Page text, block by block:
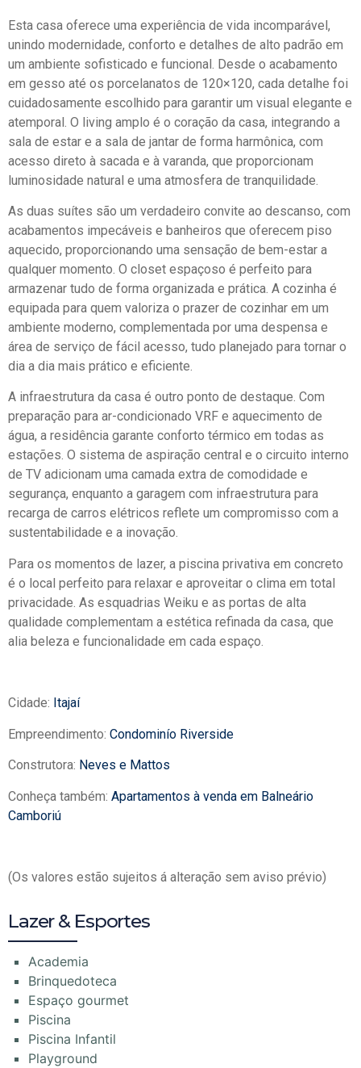
Esta casa oferece uma experiência de vida incomparável,
unindo modernidade, conforto e detalhes de alto padrão em
um ambiente sofisticado e funcional. Desde o acabamento
em gesso até os porcelanatos de 120×120, cada detalhe foi
cuidadosamente escolhido para garantir um visual elegante e
atemporal. O living amplo é o coração da casa, integrando a
sala de estar e a sala de jantar de forma harmônica, com
acesso direto à sacada e à varanda, que proporcionam
luminosidade natural e uma atmosfera de tranquilidade.
As duas suítes são um verdadeiro convite ao descanso, com
acabamentos impecáveis e banheiros que oferecem piso
aquecido, proporcionando uma sensação de bem-estar a
qualquer momento. O closet espaçoso é perfeito para
armazenar tudo de forma organizada e prática. A cozinha é
equipada para quem valoriza o prazer de cozinhar em um
ambiente moderno, complementada por uma despensa e
área de serviço de fácil acesso, tudo planejado para tornar o
dia a dia mais prático e eficiente.
A infraestrutura da casa é outro ponto de destaque. Com
preparação para ar-condicionado VRF e aquecimento de
água, a residência garante conforto térmico em todas as
estações. O sistema de aspiração central e o circuito interno
de TV adicionam uma camada extra de comodidade e
segurança, enquanto a garagem com infraestrutura para
recarga de carros elétricos reflete um compromisso com a
sustentabilidade e a inovação.
Para os momentos de lazer, a piscina privativa em concreto
é o local perfeito para relaxar e aproveitar o clima em total
privacidade. As esquadrias Weiku e as portas de alta
qualidade complementam a estética refinada da casa, que
alia beleza e funcionalidade em cada espaço.
Cidade: Itajaí
Empreendimento: Condominío Riverside
Construtora: Neves e Mattos
Conheça também: Apartamentos à venda em Balneário
Camboriú
(Os valores estão sujeitos á alteração sem aviso prévio)
Lazer & Esportes
Academia
Brinquedoteca
Espaço gourmet
Piscina
Piscina Infantil
Playground